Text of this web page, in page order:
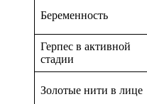
Беременность
Герпес в активной
стадии
Золотые нити в лице